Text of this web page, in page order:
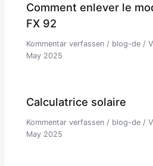
Comment enlever le
FX 92
Kommentar verfassen / blog-de /
May 2025
Calculatrice solaire
Kommentar verfassen / blog-de /
May 2025